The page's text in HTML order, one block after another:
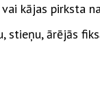
vai kājas pirksta
stieņu, ārējās